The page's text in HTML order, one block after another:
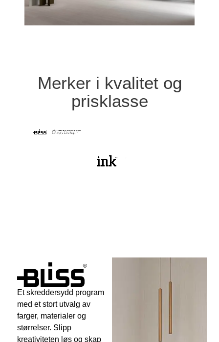
Merker i kvalitet og
prisklasse
Et skreddersydd program
med et stort utvalg av
farger, materialer og
størrelser. Slipp
kreativiteten løs og skap